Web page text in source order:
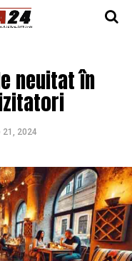
neuitat în
2024